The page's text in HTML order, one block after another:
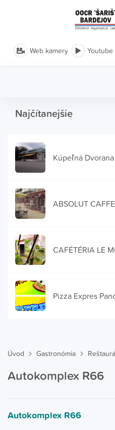
Web kamery Youtube
Najčítanejšie
Kúpeľná
ABSOLUT
CAFÉTÉRIA LE
Pizza Expres
Úvod Gastronómia
Autokomplex R66
Autokomplex R66